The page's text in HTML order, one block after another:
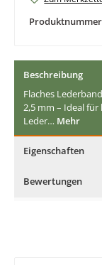
Beschreibung
Flaches
2,5 mm – Ideal
Leder… Mehr
Eigenschaften
Bewertungen